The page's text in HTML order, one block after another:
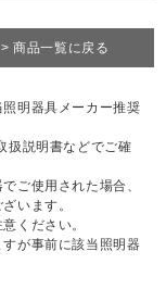
> 商品一覧に戻る
明器具メーカー推奨
扱説明書などでご確
ご使用された場合、
います。
ください。
が事前に該当照明器